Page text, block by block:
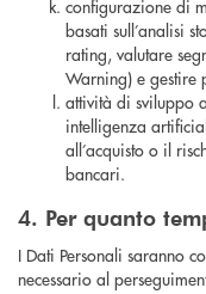
configurazione di
basati sull’analisi
rating, valutare
Warning) e gestire
attività di sviluppo
intelligenza
all’acquisto o il
bancari.
4. Per quanto
I Dati Personali saranno
necessario al